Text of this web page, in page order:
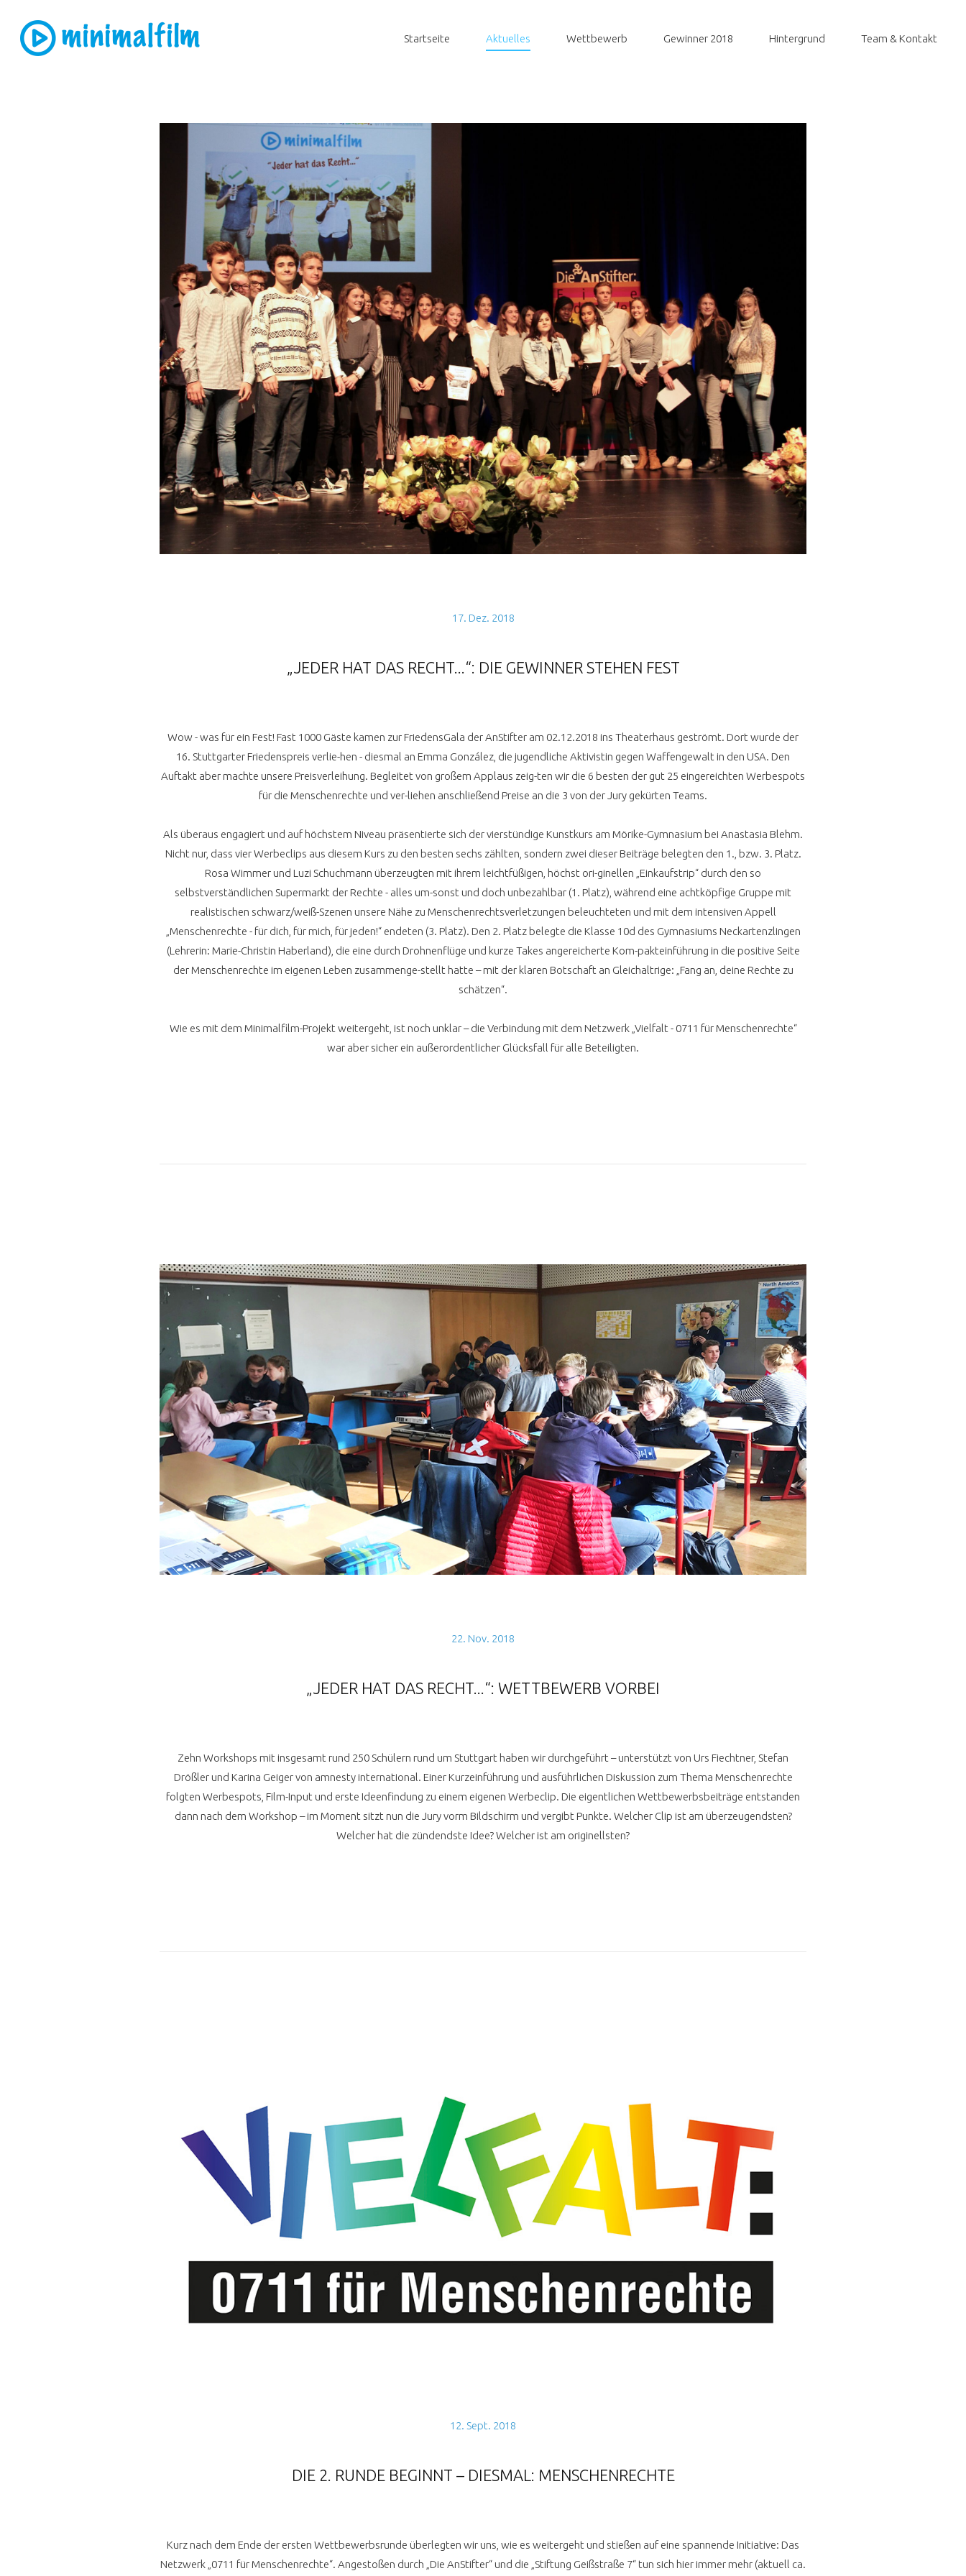
Startseite Aktuelles Wettbewerb Gewinner 2018 Hintergrund Team & Kontakt
17. Dez. 2018
„JEDER HAT DAS RECHT...“: DIE GEWINNER STEHEN FEST
Wow - was für ein Fest! Fast 1000 Gäste kamen zur FriedensGala der AnStifter am 02.12.2018 ins Theaterhaus geströmt. Dort wurde der
16. Stuttgarter Friedenspreis verlie-hen - diesmal an Emma González, die jugendliche Aktivistin gegen Waffengewalt in den USA. Den
Auftakt aber machte unsere Preisverleihung. Begleitet von großem Applaus zeig-ten wir die 6 besten der gut 25 eingereichten Werbespots
für die Menschenrechte und ver-liehen anschließend Preise an die 3 von der Jury gekürten Teams.
Als überaus engagiert und auf höchstem Niveau präsentierte sich der vierstündige Kunstkurs am Mörike-Gymnasium bei Anastasia Blehm.
Nicht nur, dass vier Werbeclips aus diesem Kurs zu den besten sechs zählten, sondern zwei dieser Beiträge belegten den 1., bzw. 3. Platz.
Rosa Wimmer und Luzi Schuchmann überzeugten mit ihrem leichtfüßigen, höchst ori-ginellen „Einkaufstrip“ durch den so
selbstverständlichen Supermarkt der Rechte - alles um-sonst und doch unbezahlbar (1. Platz), während eine achtköpfige Gruppe mit
realistischen schwarz/weiß-Szenen unsere Nähe zu Menschenrechtsverletzungen beleuchteten und mit dem intensiven Appell
„Menschenrechte - für dich, für mich, für jeden!“ endeten (3. Platz). Den 2. Platz belegte die Klasse 10d des Gymnasiums Neckartenzlingen
(Lehrerin: Marie-Christin Haberland), die eine durch Drohnenflüge und kurze Takes angereicherte Kom-pakteinführung in die positive Seite
der Menschenrechte im eigenen Leben zusammenge-stellt hatte – mit der klaren Botschaft an Gleichaltrige: „Fang an, deine Rechte zu
schätzen“.
Wie es mit dem Minimalfilm-Projekt weitergeht, ist noch unklar – die Verbindung mit dem Netzwerk „Vielfalt - 0711 für Menschenrechte“
war aber sicher ein außerordentlicher Glücksfall für alle Beteiligten.
22. Nov. 2018
„JEDER HAT DAS RECHT...“: WETTBEWERB VORBEI
Zehn Workshops mit insgesamt rund 250 Schülern rund um Stuttgart haben wir durchgeführt – unterstützt von Urs Fiechtner, Stefan
Drößler und Karina Geiger von amnesty international. Einer Kurzeinführung und ausführlichen Diskussion zum Thema Menschenrechte
folgten Werbespots, Film-Input und erste Ideenfindung zu einem eigenen Werbeclip. Die eigentlichen Wettbewerbsbeiträge entstanden
dann nach dem Workshop – im Moment sitzt nun die Jury vorm Bildschirm und vergibt Punkte. Welcher Clip ist am überzeugendsten?
Welcher hat die zündendste Idee? Welcher ist am originellsten?
12. Sept. 2018
DIE 2. RUNDE BEGINNT – DIESMAL: MENSCHENRECHTE
Kurz nach dem Ende der ersten Wettbewerbsrunde überlegten wir uns, wie es weitergeht und stießen auf eine spannende Initiative: Das
Netzwerk „0711 für Menschenrechte“. Angestoßen durch „Die AnStifter“ und die „Stiftung Geißstraße 7“ tun sich hier immer mehr (aktuell ca.